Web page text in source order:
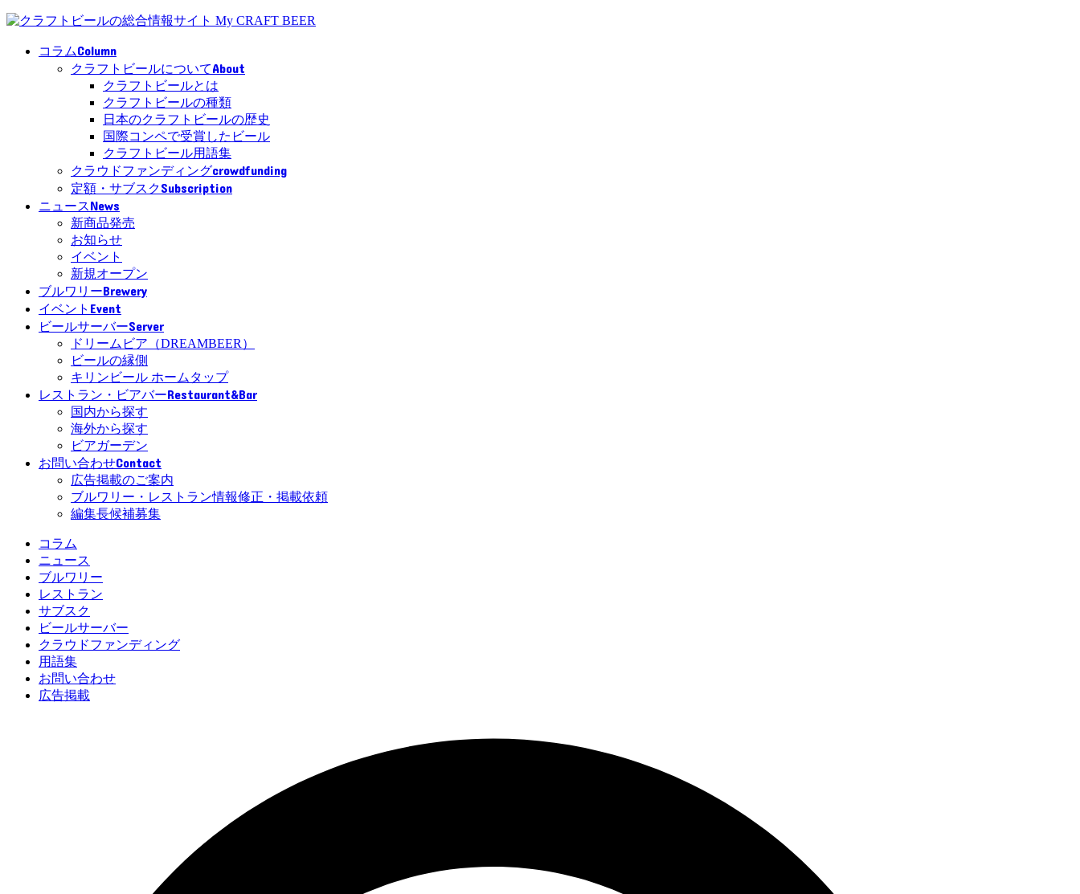
コラムColumn
クラフトビールについてAbout
クラフトビールとは
クラフトビールの種類
日本のクラフトビールの歴史
国際コンペで受賞したビール
クラフトビール用語集
クラウドファンディングcrowdfunding
定額・サブスクSubscription
ニュースNews
新商品発売
お知らせ
イベント
新規オープン
ブルワリーBrewery
イベント Event
ビールサーバーServer
ドリームビア（DREAMBEER）
ビールの縁側
キリンビール ホームタップ
レストラン・ビアバーRestaurant&Bar
国内から探す
海外から探す
ビアガーデン
お問い合わせContact
広告掲載のご案内
ブルワリー・レストラン情報修正・掲載依頼
編集長候補募集
コラム
ニュース
ブルワリー
レストラン
サブスク
ビールサーバー
クラウドファンディング
用語集
お問い合わせ
広告掲載